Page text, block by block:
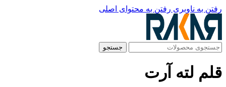
رفتن به ناوبری رفتن به محتوای اصلی
جستجو
قلم لته آرت